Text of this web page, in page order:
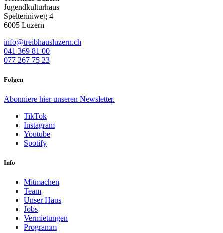
Jugendkulturhaus
Spelteriniweg 4
6005 Luzern
info@treibhausluzern.ch
041 369 81 00
077 267 75 23
Folgen
Abonniere hierunseren Newsletter.
TikTok
Instagram
Youtube
Spotify
Info
Mitmachen
Team
Unser Haus
Jobs
Vermietungen
Programm